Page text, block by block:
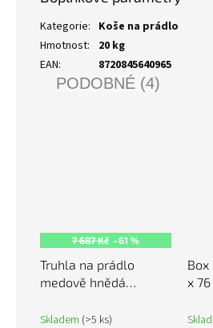
Kategorie: Koše na prádlo
Hmotnost:
20 kg
EAN: 8720845640965
PODOBNÉ (4)
7 687 Kč –61 %
Truhla na prádlo
medově hnědá
masivní borové dřevo
Skladem (>5 ks)
x